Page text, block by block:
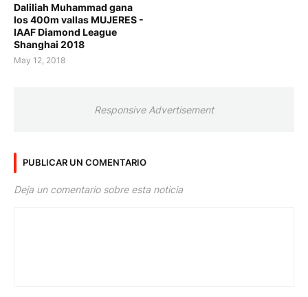
Daliliah Muhammad gana
los 400m vallas MUJERES -
IAAF Diamond League
Shanghai 2018
May 12, 2018
Responsive Advertisement
PUBLICAR UN COMENTARIO
Deja un comentario sobre esta noticia